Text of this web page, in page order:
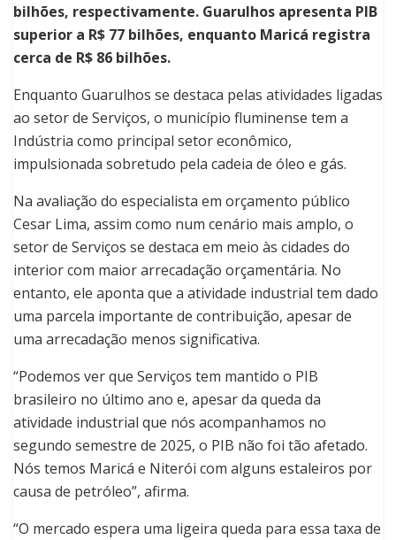
bilhões, respectivamente. Guarulhos apresenta PIB
superior a R$ 77 bilhões, enquanto Maricá registra
cerca de R$ 86 bilhões.
Enquanto Guarulhos se destaca pelas atividades ligadas
ao setor de Serviços, o município fluminense tem a
Indústria como principal setor econômico,
impulsionada sobretudo pela cadeia de óleo e gás.
Na avaliação do especialista em orçamento público
Cesar Lima, assim como num cenário mais amplo, o
setor de Serviços se destaca em meio às cidades do
interior com maior arrecadação orçamentária. No
entanto, ele aponta que a atividade industrial tem dado
uma parcela importante de contribuição, apesar de
uma arrecadação menos significativa.
“Podemos ver que Serviços tem mantido o PIB
brasileiro no último ano e, apesar da queda da
atividade industrial que nós acompanhamos no
segundo semestre de 2025, o PIB não foi tão afetado.
Nós temos Maricá e Niterói com alguns estaleiros por
causa de petróleo”, afirma.
“O mercado espera uma ligeira queda para essa taxa de